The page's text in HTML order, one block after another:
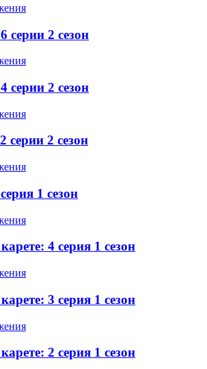
серии 2 сезон
серии 2 сезон
серии 2 сезон
1 сезон
4 серия 1 сезон
3 серия 1 сезон
2 серия 1 сезон